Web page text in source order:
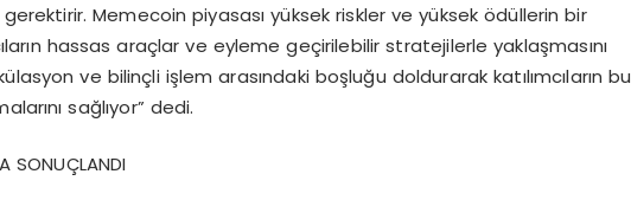
Memecoin piyasası yüksek riskler ve yüksek ödüllerin bir
hassas araçlar ve eyleme geçirilebilir stratejilerle yaklaşmasını
ve bilinçli işlem arasındaki boşluğu doldurarak katılımcıların bu
sağlıyor” dedi.
SONUÇLANDI